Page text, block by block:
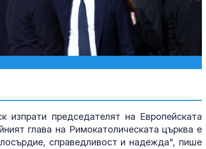
председателят на Европейската
глава на Римокатолическата църква е
справедливост и надежда", пише